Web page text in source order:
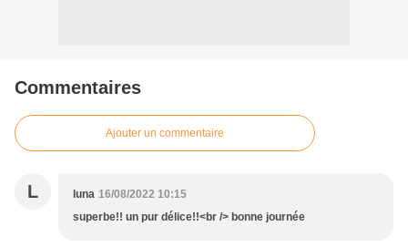
Commentaires
Ajouter un commentaire
L luna 16/08/2022 10:15
superbe!! un pur délice!!<br /> bonne journée